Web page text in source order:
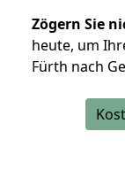
Zögern Sie
heute, um
Fürth nach